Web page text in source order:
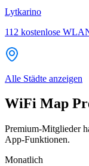
Lytkarino
112 kostenlose
Alle Städte anzeigen
WiFi Map
Premium-Mitglieder
App-Funktionen.
Monatlich